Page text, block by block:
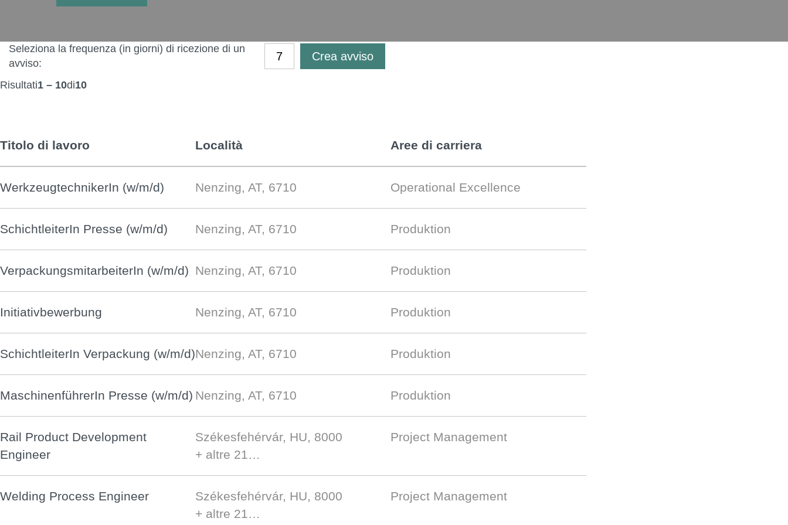
Seleziona la frequenza (in giorni) di ricezione di un
avviso:
Crea avviso
Risultati1 – 10di10
Titolo di lavoro Località Aree di carriera
WerkzeugtechnikerIn (w/m/d) Nenzing, AT, 6710 Operational Excellence
SchichtleiterIn Presse (w/m/d) Nenzing, AT, 6710 Produktion
VerpackungsmitarbeiterIn (w/m/d) Nenzing, AT, 6710 Produktion
Initiativbewerbung Nenzing, AT, 6710 Produktion
SchichtleiterIn Verpackung (w/m/d)Nenzing, AT, 6710 Produktion
MaschinenführerIn Presse (w/m/d) Nenzing, AT, 6710 Produktion
Rail Product Development
Engineer
Székesfehérvár, HU, 8000
+ altre 21…
Project Management
Welding Process Engineer
Székesfehérvár, HU, 8000
+ altre 21…
Project Management